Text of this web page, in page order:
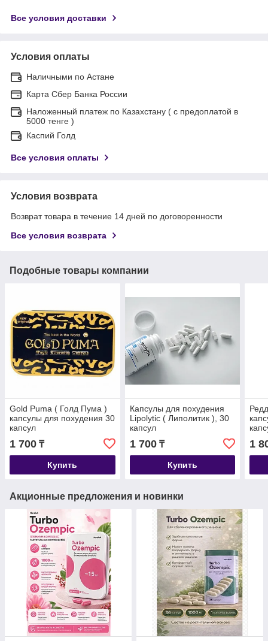
Все условия доставки
Условия оплаты
Наличными по Астане
Карта Сбер Банка России
Наложенный платеж по Казахстану ( с предоплатой в
5000 тенге )
Каспий Голд
Все условия оплаты
Условия возврата
Возврат товара в течение 14 дней по договоренности
Все условия возврата
Подобные товары компании
Gold Puma ( Голд Пума )
капсулы для похудения 30
капсул
1 700 ₸
Купить
Капсулы для похудения
Lipolytic ( Липолитик ), 30
капсул
1 700₸
Купить
1
Акционные предложения и новинки